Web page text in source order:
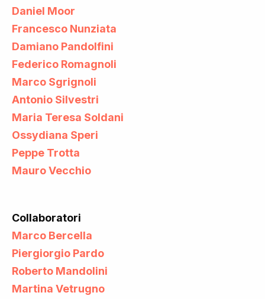
Daniel Moor
Francesco Nunziata
Damiano Pandolfini
Federico Romagnoli
Marco Sgrignoli
Antonio Silvestri
Maria Teresa Soldani
Ossydiana Speri
Peppe Trotta
Mauro Vecchio
Collaboratori
Marco Bercella
Piergiorgio Pardo
Roberto Mandolini
Martina Vetrugno